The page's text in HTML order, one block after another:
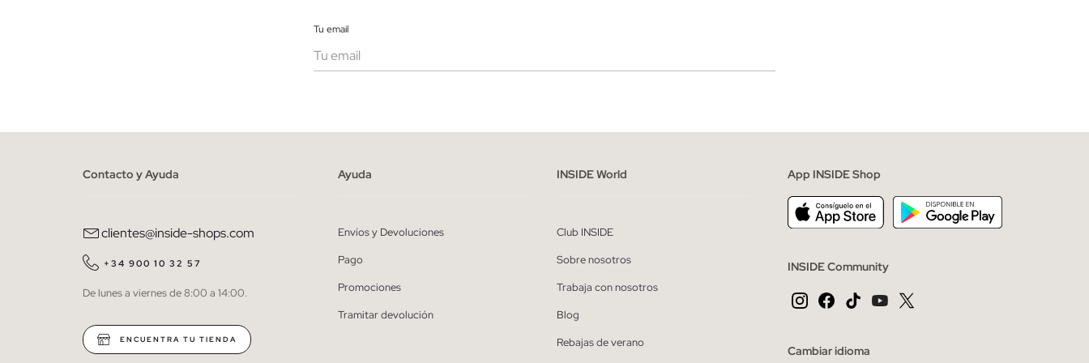
Tu email
* Puedes cancelar la suscripción en cualquier momento.
Contacto y Ayuda
clientes@inside-shops.com
+34 900 10 32 57
De lunes a viernes de 8:00 a 14:00.
ENCUENTRA TU TIENDA
Ayuda
Envíos y Devoluciones
Pago
Promociones
Tramitar devolución
INSIDE World
Club INSIDE
Sobre nosotros
Trabaja con nosotros
Blog
Rebajas de verano
App INSIDE Shop
INSIDE Community
Cambiar idioma